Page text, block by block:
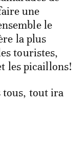
une
le
la plus
touristes,
les picaillons!
tous, tout ira